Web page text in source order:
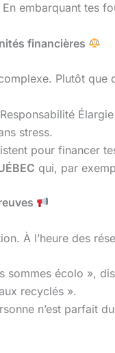
embarquant tes
financières
Plutôt
stress.
pour financer
qui, par
À l’heure des
sommes écolo »,
recyclés ».
n’est parfait